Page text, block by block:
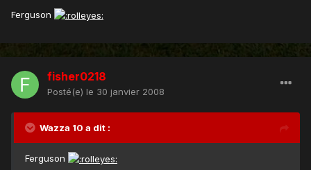
Ferguson
fisher0218
Posté(e) le 30 janvier 2008
Wazza 10 a dit :
Ferguson